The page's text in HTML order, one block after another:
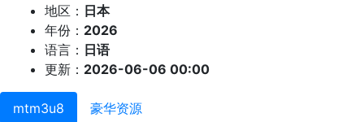
地区： 日本
年份： 2026
语言： 日语
更新： 2026-06-06 00:00
mtm3u8 豪华资源